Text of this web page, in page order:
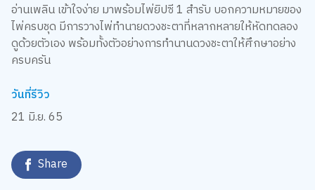
อ่านเพลิน เข้าใจง่าย มาพร้อมไพ่ยิปซี 1 สำรับ บอกความหมายของ
ไพ่ครบชุด มีการวางไพ่ทำนายดวงชะตาที่หลากหลายให้หัดทดลอง
ดูด้วยตัวเอง พร้อมทั้งตัวอย่างการทำนานดวงชะตาให้ศึกษาอย่าง
ครบครัน
วันที่รีวิว
21 มิ.ย. 65
Share